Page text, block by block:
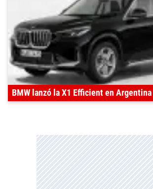
BMW lanzó la X1 Efficient en Argentina